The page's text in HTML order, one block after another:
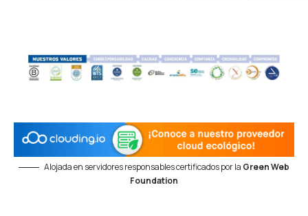
Alojada en servidores responsables certificados por la Green Web
Foundation